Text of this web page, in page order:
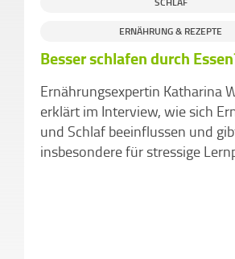
ERNÄHRUNG & REZEPTE
Besser schlafen durch
Ernährungsexpertin Katharina
erklärt im Interview, wie sich
und Schlaf beeinflussen und
insbesondere für stressige